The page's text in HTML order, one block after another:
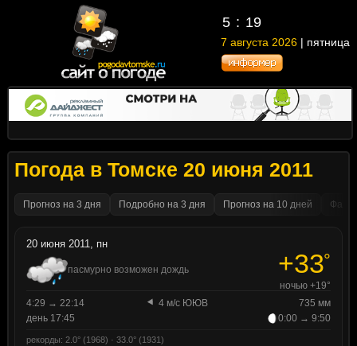
5 19
7 августа 2026 | пятница
Погода в Томске 20 июня 2011
Прогноз на 3 дня Подробно на 3 дня Прогноз на 10 дней
20 июня 2011, пн
пасмурно возможен дождь +33°
ночью +19°
4:29 → 22:14
4 м/с ЮЮВ
735 мм
день 17:45
0:00 → 9:50
рекорды: 2.0° (1968) · 33.0° (1931)